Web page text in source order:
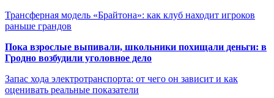
Трансферная модель «Брайтона»: как клуб находит игроков
раньше грандов
Пока взрослые выпивали, школьники похищали деньги: в
Гродно возбудили уголовное дело
Запас хода электротранспорта: от чего он зависит и как
оценивать реальные показатели